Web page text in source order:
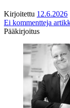
Kirjoitettu 12.6.2026
Ei kommentteja
Pääkirjoitus